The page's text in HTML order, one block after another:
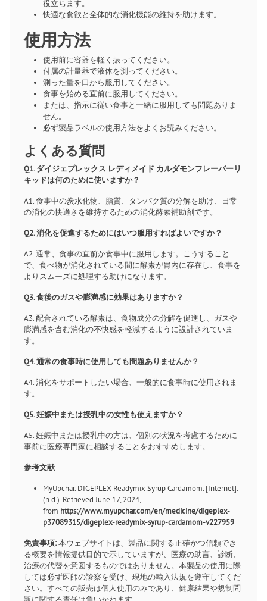
役立ちます。
快適な食欲と全体的な消化機能の維持を助けます。
使用方法
使用前に容器を軽く振ってください。
付属の計量器で液体を測ってください。
測った量を口から服用してください。
食事を始める直前に服用してください。
または、指示に従い食事と一緒に服用しても問題ありま
せん。
必ず製品ラベルの使用方法をよくお読みください。
よくある質問
Q1. ダイジェプレックス レディメイド カルダモンフレーバーリ
キッドは何のために使いますか？
A1. 食事中の炭水化物、脂質、タンパク質の分解を助け、日常
の消化の快適さを維持するための消化酵素補助剤です。
Q2. 消化を促進するためにはいつ服用すればよいですか？
A2. 通常、食事の直前か食事中に服用します。こうすること
で、食べ物が消化されている間に酵素が胃内に存在し、食事を
よりスムーズに処理する助けになります。
Q3. 食後のガスや膨満感に効果はありますか？
A3. 配合されている酵素は、食物成分の分解を促進し、ガスや
膨満感を含む消化の不快感を軽減するように設計されていま
す。
Q4. 通常の食事時に使用しても問題ありませんか？
A4. 消化をサポートしたい場合、一般的に食事時に使用されま
す。
Q5. 妊娠中または授乳中の女性も使えますか？
A5. 妊娠中または授乳中の方は、個別の状況を考慮するために
事前に医療専門家に相談することをおすすめします。
参考文献
MyUpchar. DIGEPLEX Readymix Syrup Cardamom. [Internet].
(n.d.). Retrieved June 17, 2024,
from https://www.myupchar.com/en/medicine/digeplex-
p37089315/digeplex-readymix-syrup-cardamom-v227959
免責事項:本ウェブサイトは、製品に関する正確かつ信頼でき
る概要を情報提供目的で示していますが、医療の助言、診断、
治療の代替を意図するものではありません。本製品の使用に際
しては必ず医師の診察を受け、現地の輸入法規を遵守してくだ
さい。すべての販売は個人使用のみであり、健康結果や規制問